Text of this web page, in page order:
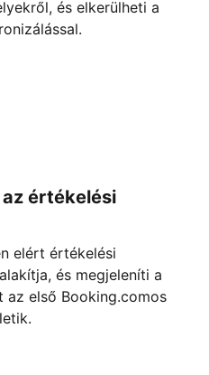
és elkerülheti a
értékelési
elért értékelési
és megjeleníti a
az első Booking.comos